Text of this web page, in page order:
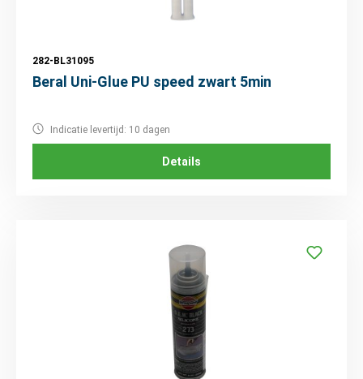
282-BL31095
Beral Uni-Glue PU speed zwart 5min
Indicatie levertijd: 10 dagen
Details